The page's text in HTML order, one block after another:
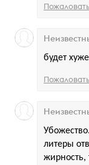
будет хуже
литеры
жирность,